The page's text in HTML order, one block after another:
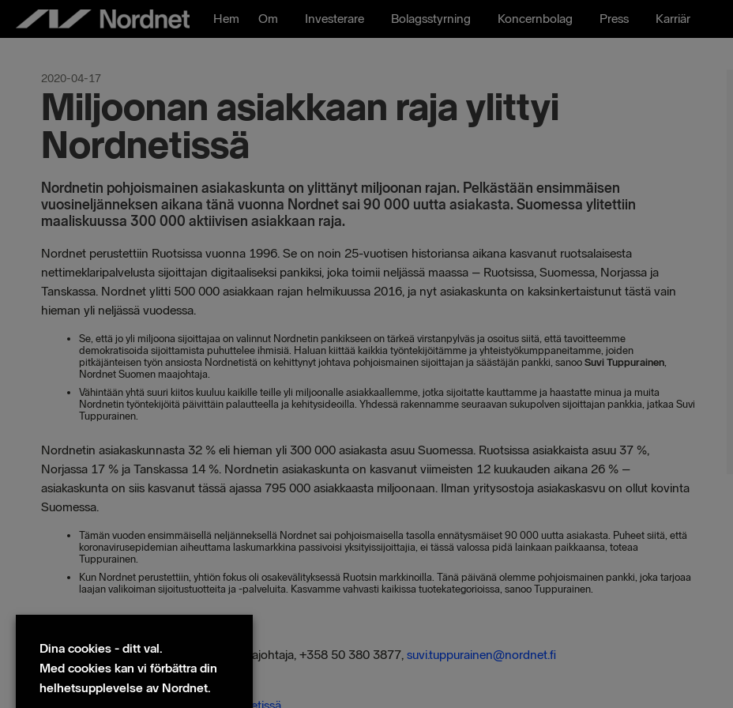
Hoppa
Hem Om Investerare Bolagsstyrning Koncernbolag Press Karriär
2020-04-17
Miljoonan asiakkaan raja ylittyi
Nordnetissä
Nordnetin pohjoismainen asiakaskunta on ylittänyt miljoonan rajan. Pelkästään ensimmäisen
vuosineljänneksen aikana tänä vuonna Nordnet sai 90 000 uutta asiakasta. Suomessa ylitettiin
maaliskuussa 300 000 aktiivisen asiakkaan raja.
Nordnet perustettiin Ruotsissa vuonna 1996. Se on noin 25-vuotisen historiansa aikana kasvanut ruotsalaisesta
nettimeklaripalvelusta sijoittajan digitaaliseksi pankiksi, joka toimii neljässä maassa – Ruotsissa, Suomessa, Norjassa ja
Tanskassa. Nordnet ylitti 500 000 asiakkaan rajan helmikuussa 2016, ja nyt asiakaskunta on kaksinkertaistunut tästä vain
hieman yli neljässä vuodessa.
Se, että jo yli miljoona sijoittajaa on valinnut Nordnetin pankikseen on tärkeä virstanpylväs ja osoitus siitä, että tavoitteemme
demokratisoida sijoittamista puhuttelee ihmisiä. Haluan kiittää kaikkia työntekijöitämme ja yhteistyökumppaneitamme, joiden
pitkäjänteisen työn ansiosta Nordnetistä on kehittynyt johtava pohjoismainen sijoittajan ja säästäjän pankki, sanooSuvi Tuppurainen
Nordnet Suomen maajohtaja.
Vähintään yhtä suuri kiitos kuuluu kaikille teille yli miljoonalle asiakkaallemme, jotka sijoitatte kauttamme ja haastatte minua ja muita
Nordnetin työntekijöitä päivittäin palautteella ja kehitysideoilla. Yhdessä rakennamme seuraavan sukupolven sijoittajan pankkia, jatkaa Suvi
Tuppurainen.
Nordnetin asiakaskunnasta 32 % eli hieman yli 300 000 asiakasta asuu Suomessa. Ruotsissa asiakkaista asuu 37 %,
Norjassa 17 % ja Tanskassa 14 %. Nordnetin asiakaskunta on kasvanut viimeisten 12 kuukauden aikana 26 % –
asiakaskunta on siis kasvanut tässä ajassa 795 000 asiakkaasta miljoonaan. Ilman yritysostoja asiakaskasvu on ollut kovinta
Suomessa.
Tämän vuoden ensimmäisellä neljänneksellä Nordnet sai pohjoismaisella tasolla ennätysmäiset 90 000 uutta asiakasta. Puheet siitä, että
koronavirusepidemian aiheuttama laskumarkkina passivoisi yksityissijoittajia, ei tässä valossa pidä lainkaan paikkaansa, toteaa
Tuppurainen.
Kun Nordnet perustettiin, yhtiön fokus oli osakevälityksessä Ruotsin markkinoilla. Tänä päivänä olemme pohjoismainen pankki, joka tarjoaa
laajan valikoiman sijoitustuotteita ja -palveluita. Kasvamme vahvasti kaikissa tuotekategorioissa, sanoo Tuppurainen.
Suvi Tuppurainen, Nordnet Suomen maajohtaja, +358 50 380 3877, suvi.tuppurainen@nordnet.fi
Filer
Dina cookies - ditt val.
Med cookies kan vi förbättra din
helhetsupplevelse av Nordnet.